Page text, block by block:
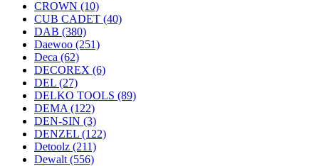
CROWN (10)
CUB CADET (40)
DAB (380)
Daewoo (251)
Deca (62)
DECOREX (6)
DEL (27)
DELKO TOOLS (89)
DEMA (122)
DEN-SIN (3)
DENZEL (122)
Detoolz (211)
Dewalt (556)